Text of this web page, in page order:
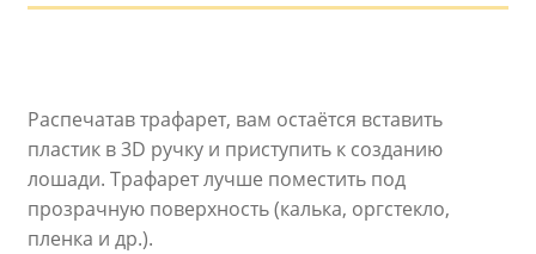
Распечатав трафарет, вам остаётся вставить
пластик в 3D ручку и приступить к созданию
лошади. Трафарет лучше поместить под
прозрачную поверхность (калька, оргстекло,
пленка и др.).